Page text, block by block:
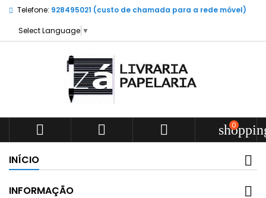
Telefone: 928495021 (custo de chamada para a rede móvel)
Select Language ▼
   0
INÍCIO
INFORMAÇÃO